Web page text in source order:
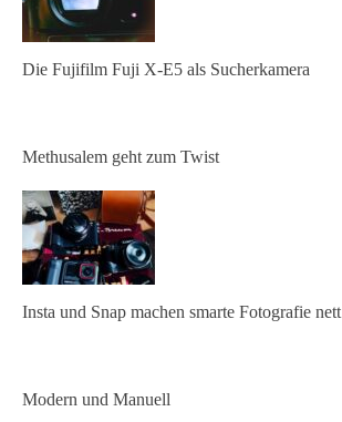
Die Fujifilm Fuji X-E5 als Sucherkamera
Methusalem geht zum Twist
Insta und Snap machen smarte Fotografie nett
Modern und Manuell